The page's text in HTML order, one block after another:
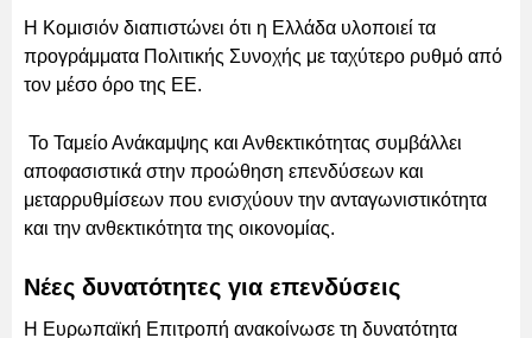
Η Κομισιόν διαπιστώνει ότι η Ελλάδα υλοποιεί τα
προγράμματα Πολιτικής Συνοχής με ταχύτερο ρυθμό από
τον μέσο όρο της ΕΕ.
Το Ταμείο Ανάκαμψης και Ανθεκτικότητας συμβάλλει
αποφασιστικά στην προώθηση επενδύσεων και
μεταρρυθμίσεων που ενισχύουν την ανταγωνιστικότητα
και την ανθεκτικότητα της οικονομίας.
Νέες δυνατότητες για επενδύσεις
Η Ευρωπαϊκή Επιτροπή ανακοίνωσε τη δυνατότητα